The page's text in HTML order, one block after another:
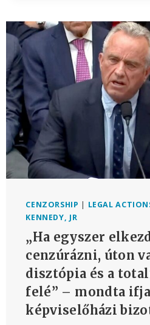
HALÁLA
A
HPV
ELLENI
OLTÁST
KÖVETŐEN
GARDASIL
ISKOLAI
A
INDÍTJA
EL
CENZORSHIP | LEGAL
KENNEDY, JR
„Ha egyszer
cenzúrázni, úton
disztópia és a
felé” – mondta
képviselőházi